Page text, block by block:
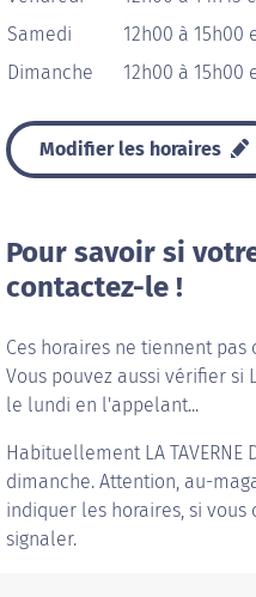
Samedi
12h00 à 15h00
Dimanche
12h00 à 15h00
Modifier les horaires
Pour savoir si
contactez-le !
Ces horaires ne tiennent
Vous pouvez aussi vérifier si
le lundi en l'appelant...
Habituellement LA TAVERNE
dimanche. Attention, au-
indiquer les horaires, si
signaler.